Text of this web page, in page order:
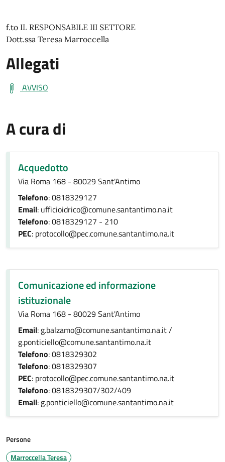
f.to IL RESPONSABILE III SETTORE
Dott.ssa Teresa Marroccella
Allegati
AVVISO
A cura di
Acquedotto
Via Roma 168 - 80029 Sant'Antimo
Telefono: 0818329127
Email: ufficioidrico@comune.santantimo.na.it
Telefono: 0818329127 - 210
PEC: protocollo@pec.comune.santantimo.na.it
Comunicazione ed informazione
istituzionale
Via Roma 168 - 80029 Sant'Antimo
Email: g.balzamo@comune.santantimo.na.it /
g.ponticiello@comune.santantimo.na.it
Telefono: 0818329302
Telefono: 0818329307
PEC: protocollo@pec.comune.santantimo.na.it
Telefono: 0818329307/302/409
Email: g.ponticiello@comune.santantimo.na.it
Persone
Marroccella Teresa